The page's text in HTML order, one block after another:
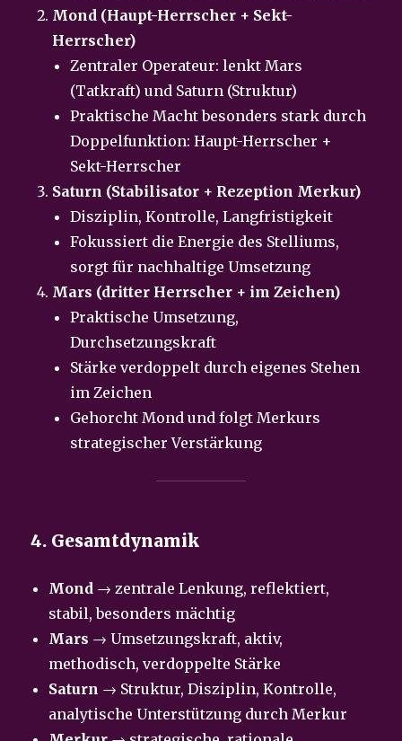
Mond (Haupt-Herrscher + Sekt-
Herrscher)
Zentraler Operateur: lenkt Mars
(Tatkraft) und Saturn (Struktur)
Praktische Macht besonders stark durch
Doppelfunktion: Haupt-Herrscher +
Sekt-Herrscher
Saturn (Stabilisator + Rezeption Merkur)
Disziplin, Kontrolle, Langfristigkeit
Fokussiert die Energie des Stelliums,
sorgt für nachhaltige Umsetzung
Mars (dritter Herrscher + im Zeichen)
Praktische Umsetzung,
Durchsetzungskraft
Stärke verdoppelt durch eigenes Stehen
im Zeichen
Gehorcht Mond und folgt Merkurs
strategischer Verstärkung
4. Gesamtdynamik
Mond → zentrale Lenkung, reflektiert,
stabil, besonders mächtig
Mars → Umsetzungskraft, aktiv,
methodisch, verdoppelte Stärke
Saturn → Struktur, Disziplin, Kontrolle,
analytische Unterstützung durch Merkur